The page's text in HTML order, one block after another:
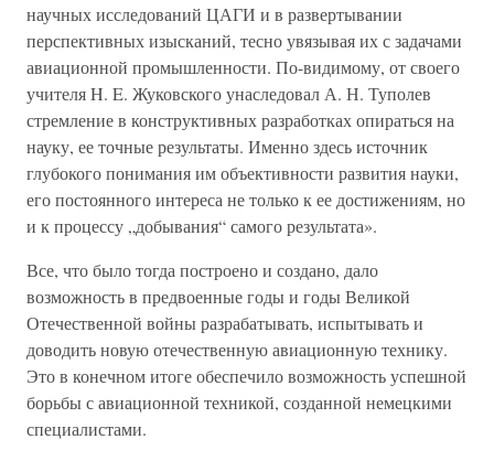
научных исследований ЦАГИ и в развертывании
перспективных изысканий, тесно увязывая их с задачами
авиационной промышленности. По-видимому, от своего
учителя H. E. Жуковского унаследовал А. Н. Туполев
стремление в конструктивных разработках опираться на
науку, ее точные результаты. Именно здесь источник
глубокого понимания им объективности развития науки,
его постоянного интереса не только к ее достижениям, но
и к процессу „добывания“ самого результата».
Все, что было тогда построено и создано, дало
возможность в предвоенные годы и годы Великой
Отечественной войны разрабатывать, испытывать и
доводить новую отечественную авиационную технику.
Это в конечном итоге обеспечило возможность успешной
борьбы с авиационной техникой, созданной немецкими
специалистами.